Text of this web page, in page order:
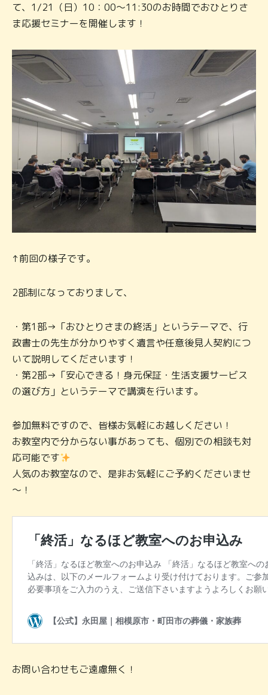
て、1/21（日）10：00～11:30のお時間でおひとりさ
ま応援セミナーを開催します！
↑前回の様子です。
2部制になっておりまして、
・第1部→「おひとりさまの終活」というテーマで、行
政書士の先生が分かりやすく遺言や任意後見人契約につ
いて説明してくださいます！
・第2部→「安心できる！身元保証・生活支援サービス
の選び方」というテーマで講演を行います。
参加無料ですので、皆様お気軽にお越しください！
お教室内で分からない事があっても、個別での相談も対
応可能です
人気のお教室なので、是非お気軽にご予約くださいませ
～！
お問い合わせもご遠慮無く！